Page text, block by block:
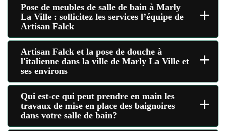
Pose de meubles de salle de bain à Marly
La Ville : sollicitez les services l’équipe de
Artisan Falck
+
Artisan Falck et la pose de douche à
l'italienne dans la ville de Marly La Ville et
ses environs
+
Qui est-ce qui peut prendre en main les
travaux de mise en place des baignoires
dans votre salle de bain?
+